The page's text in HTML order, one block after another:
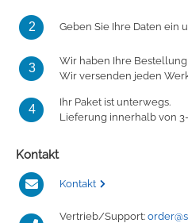
2 Geben Sie Ihre Daten ein
3
Wir haben Ihre
Wir versenden jeden
4
Ihr Paket ist unterwegs.
Lieferung innerhalb von
Kontakt
Kontakt
Vertrieb/Support: